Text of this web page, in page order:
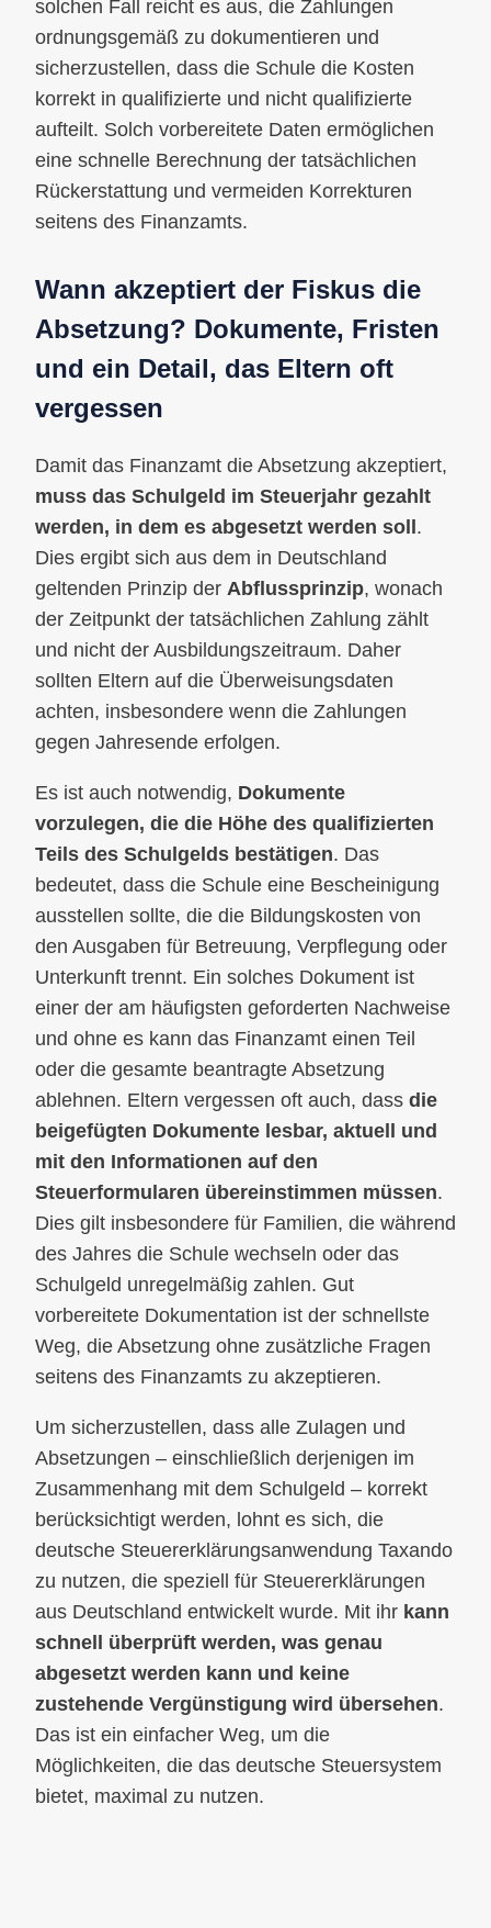
solchen Fall reicht es aus, die Zahlungen
ordnungsgemäß zu dokumentieren und
sicherzustellen, dass die Schule die Kosten
korrekt in qualifizierte und nicht qualifizierte
aufteilt. Solch vorbereitete Daten ermöglichen
eine schnelle Berechnung der tatsächlichen
Rückerstattung und vermeiden Korrekturen
seitens des Finanzamts.
Wann akzeptiert der Fiskus die
Absetzung? Dokumente, Fristen
und ein Detail, das Eltern oft
vergessen
Damit das Finanzamt die Absetzung akzeptiert,
muss das Schulgeld im Steuerjahr gezahlt
werden, in dem es abgesetzt werden soll.
Dies ergibt sich aus dem in Deutschland
geltenden Prinzip der Abflussprinzip, wonach
der Zeitpunkt der tatsächlichen Zahlung zählt
und nicht der Ausbildungszeitraum. Daher
sollten Eltern auf die Überweisungsdaten
achten, insbesondere wenn die Zahlungen
gegen Jahresende erfolgen.
Es ist auch notwendig, Dokumente
vorzulegen, die die Höhe des qualifizierten
Teils des Schulgelds bestätigen. Das
bedeutet, dass die Schule eine Bescheinigung
ausstellen sollte, die die Bildungskosten von
den Ausgaben für Betreuung, Verpflegung oder
Unterkunft trennt. Ein solches Dokument ist
einer der am häufigsten geforderten Nachweise
und ohne es kann das Finanzamt einen Teil
oder die gesamte beantragte Absetzung
ablehnen. Eltern vergessen oft auch, dass die
beigefügten Dokumente lesbar, aktuell und
mit den Informationen auf den
Steuerformularen übereinstimmen müssen.
Dies gilt insbesondere für Familien, die während
des Jahres die Schule wechseln oder das
Schulgeld unregelmäßig zahlen. Gut
vorbereitete Dokumentation ist der schnellste
Weg, die Absetzung ohne zusätzliche Fragen
seitens des Finanzamts zu akzeptieren.
Um sicherzustellen, dass alle Zulagen und
Absetzungen – einschließlich derjenigen im
Zusammenhang mit dem Schulgeld – korrekt
berücksichtigt werden, lohnt es sich, die
deutsche Steuererklärungsanwendung Taxando
zu nutzen, die speziell für Steuererklärungen
aus Deutschland entwickelt wurde. Mit ihr kann
schnell überprüft werden, was genau
abgesetzt werden kann und keine
zustehende Vergünstigung wird übersehen.
Das ist ein einfacher Weg, um die
Möglichkeiten, die das deutsche Steuersystem
bietet, maximal zu nutzen.